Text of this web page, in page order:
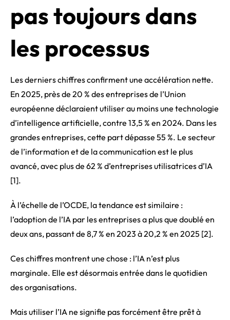
pas toujours dans
les processus
Les derniers chiffres confirment une accélération nette.
En 2025, près de 20 % des entreprises de l’Union
européenne déclaraient utiliser au moins une technologie
d’intelligence artificielle, contre 13,5 % en 2024. Dans les
grandes entreprises, cette part dépasse 55 %. Le secteur
de l’information et de la communication est le plus
avancé, avec plus de 62 % d’entreprises utilisatrices d’IA
[1].
À l’échelle de l’OCDE, la tendance est similaire :
l’adoption de l’IA par les entreprises a plus que doublé en
deux ans, passant de 8,7 % en 2023 à 20,2 % en 2025 [2].
Ces chiffres montrent une chose : l’IA n’est plus
marginale. Elle est désormais entrée dans le quotidien
des organisations.
Mais utiliser l’IA ne signifie pas forcément être prêt à